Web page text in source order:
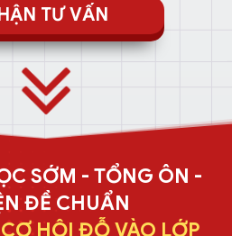
TƯ VẤN
SỚM - TỔNG ÔN -
ĐỀ CHUẨN
HỘI ĐỖ VÀO LỚP